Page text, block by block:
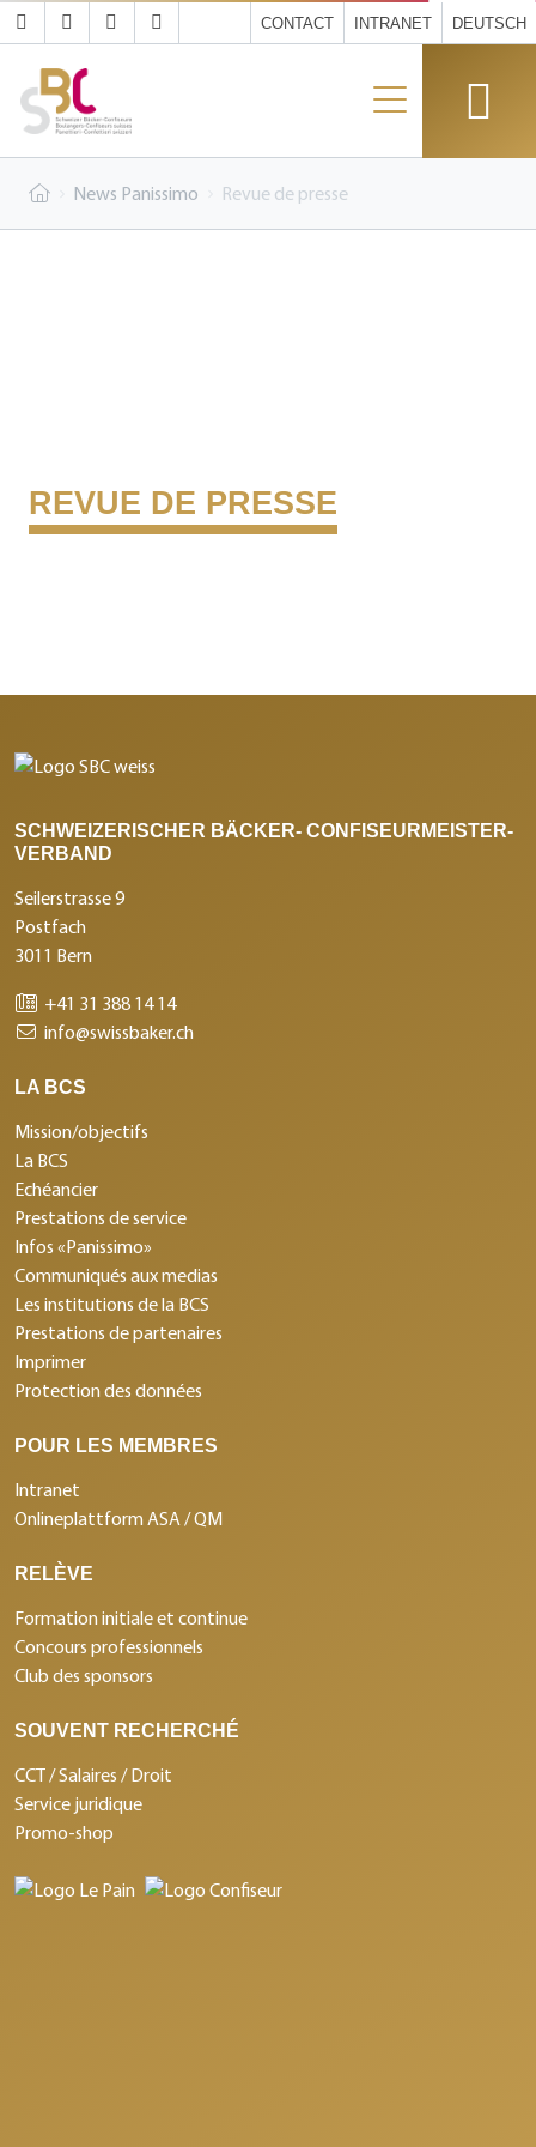
CONTACT INTRANET DEUTSCH
News Panissimo Revue de presse
REVUE DE PRESSE
SCHWEIZERISCHER BÄCKER- CONFISEURMEISTER-
VERBAND
Seilerstrasse 9
Postfach
3011 Bern
+41 31 388 14 14
info@swissbaker.ch
LA BCS
Mission/objectifs
La BCS
Echéancier
Prestations de service
Infos «Panissimo»
Communiqués aux medias
Les institutions de la BCS
Prestations de partenaires
Imprimer
Protection des données
POUR LES MEMBRES
Intranet
Onlineplattform ASA / QM
RELÈVE
Formation initiale et continue
Concours professionnels
Club des sponsors
SOUVENT RECHERCHÉ
CCT / Salaires / Droit
Service juridique
Promo-shop